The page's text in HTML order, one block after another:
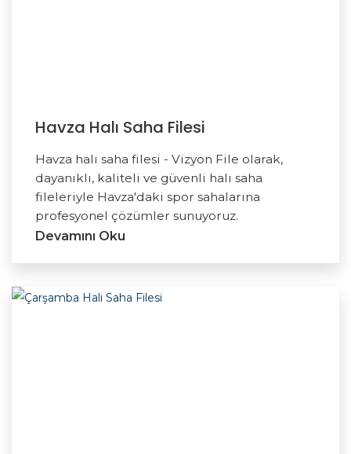
Havza Halı Saha Filesi
Havza halı saha filesi - Vizyon File olarak,
dayanıklı, kaliteli ve güvenli halı saha
fileleriyle Havza'daki spor sahalarına
profesyonel çözümler sunuyoruz.
Devamını Oku